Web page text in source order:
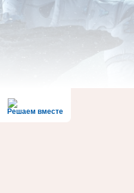
Решаем вместе